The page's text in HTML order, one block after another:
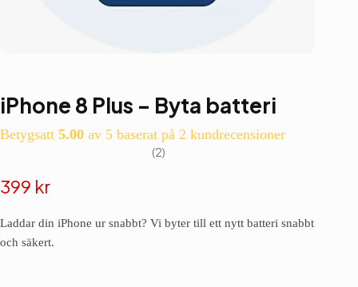
iPhone 8 Plus – Byta batteri
Betygsatt 5.00 av 5 baserat på 2 kundrecensioner
2
399 kr
Laddar din iPhone ur snabbt? Vi byter till ett nytt batteri snabbt
och säkert.